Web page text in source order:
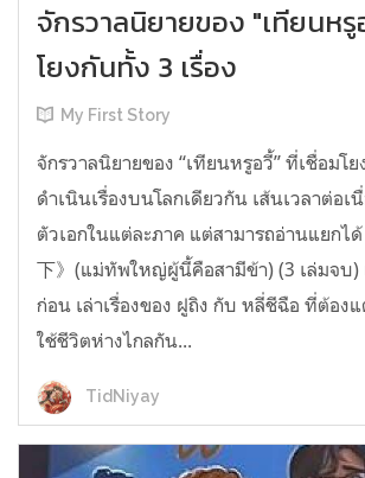
จักรวาลนิยายของ "เทียนหรู
โยงกันทั้ง 3 เรื่อง
My First Story
จักรวาลนิยายของ “เทียนหรูอวี้” ที่เชื่อมโย
ดำเนินเรื่องบนโลกเดียวกัน เส้นเวลาต่อเ
ตัวเอกในแต่ละภาค แต่สามารถอ่านแยกไ
下》(แม่ทัพใหญ่ผู้นี้คือสามีข้า) (3 เล่มจบ)
ก่อน เล่าเรื่องของ ฝูถิง กับ หลี่ชีฉือ ที่ต้อง
ใช้ชีวิตห่างไกลกัน...
TidNiyay